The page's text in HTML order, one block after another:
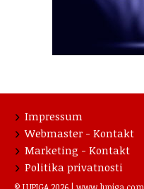
Impressum
Webmaster - Kontakt
Marketing - Kontakt
Politika privatnosti